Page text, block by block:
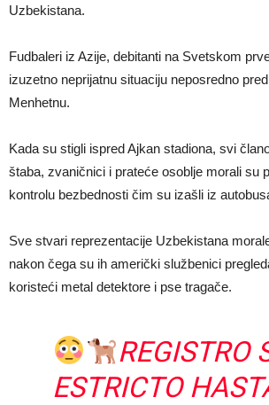
država traži pravdu
Uzbekistana.
Fudbaleri iz Azije, debitanti na Svetskom
izuzetno neprijatnu situaciju neposredno
Menhetnu.
Kada su stigli ispred Ajkan stadiona, svi
štaba, zvaničnici i prateće osoblje morali su
kontrolu bezbednosti čim su izašli iz
Sve stvari reprezentacije Uzbekistana
nakon čega su ih američki službenici
koristeći metal detektore i pse tragače.
REGISTRO
ESTRICTO